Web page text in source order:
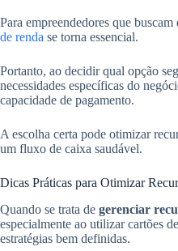
Para empreendedores que
de renda se torna essencial.
Portanto, ao decidir qual opção
necessidades específicas do
capacidade de pagamento.
A escolha certa pode otimizar
um fluxo de caixa saudável.
Dicas Práticas para Otimizar
Quando se trata de gerenciar
especialmente ao utilizar cartões
estratégias bem definidas.